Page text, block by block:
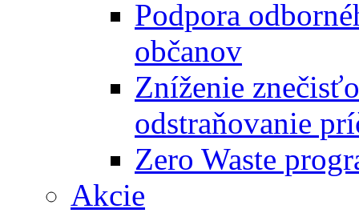
Podpora
občanov
Zníženie
odstraňovanie
Zero Waste
Akcie